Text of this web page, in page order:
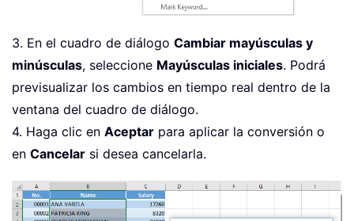
3. En el cuadro de diálogo Cambiar mayúsculas y
minúsculas, seleccione Mayúsculas iniciales. Podrá
previsualizar los cambios en tiempo real dentro de la
ventana del cuadro de diálogo.
4. Haga clic en Aceptar para aplicar la conversión o
en Cancelar si desea cancelarla.